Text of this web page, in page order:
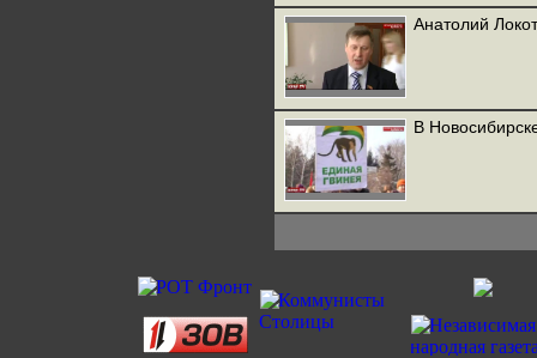
Анатолий
В